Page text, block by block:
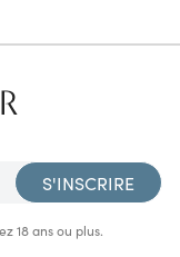
S'INSCRIRE
18 ans ou plus.